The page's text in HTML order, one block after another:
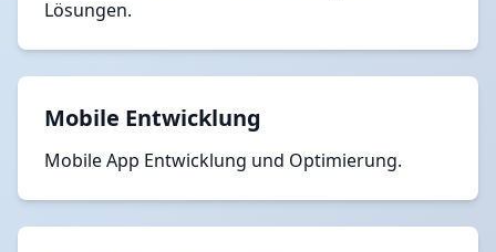
Lösungen.
Mobile Entwicklung
Mobile App Entwicklung und Optimierung.